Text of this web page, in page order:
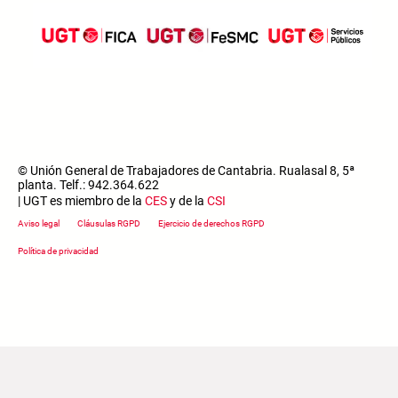
© Unión General de Trabajadores de Cantabria. Rualasal 8, 5ª
planta. Telf.: 942.364.622
| UGT es miembro de la CESy de la CSI
Footer menu
Aviso legal Cláusulas RGPD Ejercicio de derechos RGPD
Política de privacidad